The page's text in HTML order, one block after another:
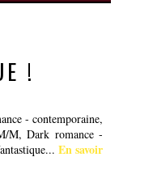
!
- contemporaine,
M, Dark romance -
En savoir